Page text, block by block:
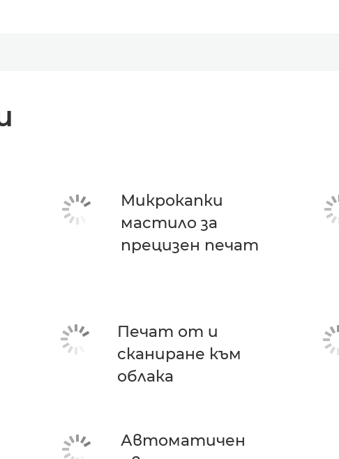
Микрокапки
мастило за
прецизен печат
Печат от и
сканиране към
облака
Автоматичен